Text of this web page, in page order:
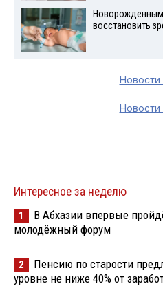
Новорожденным
восстановить
Интересное за неделю
1
В Абхазии впервые
молодёжный форум
2
Пенсию по старости
уровне не ниже 40% от